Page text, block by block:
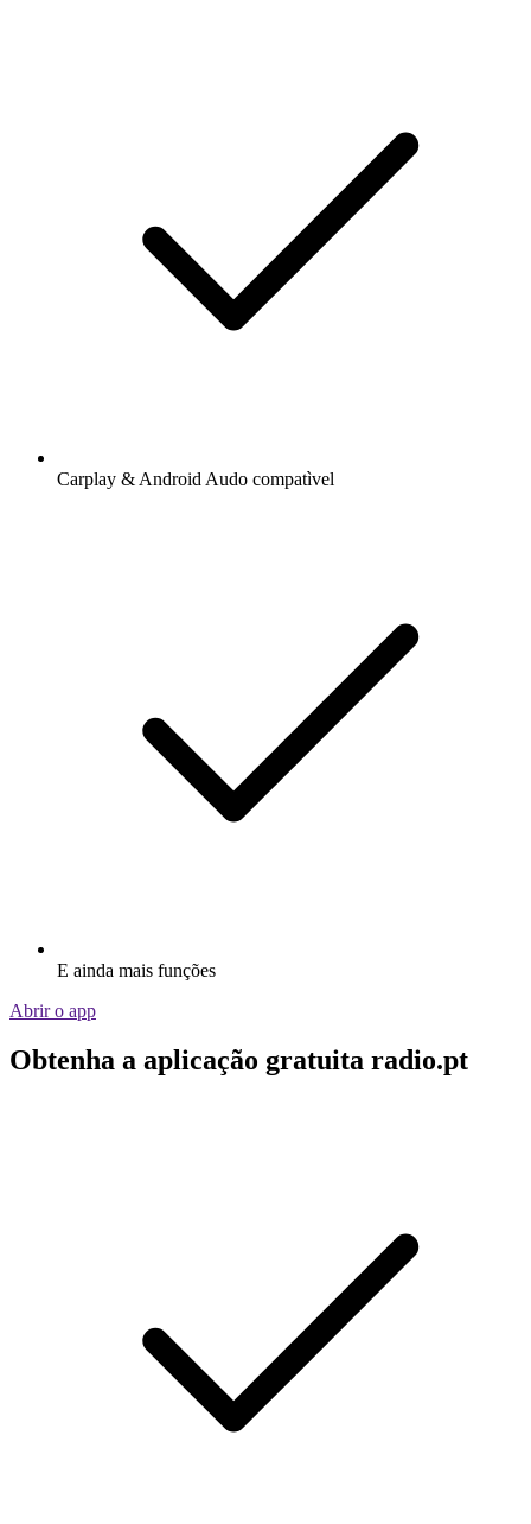
Carplay & Android Audo compatìvel
E ainda mais funções
Abrir o app
Obtenha a aplicação gratuita radio.pt